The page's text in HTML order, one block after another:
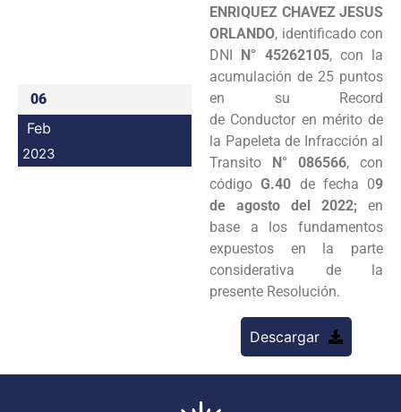
Intranet
06
Feb
2023
ENRIQUEZ CHAVEZ JESUS
ORLANDO, identificado con
DNI N° 45262105, con la
acumulación de 25 puntos
en su Record
de Conductor en mérito de
la Papeleta de Infracción al
Transito N° 086566, con
códigoG.40 de fecha 09
de agosto del 2022; en
base a los fundamentos
expuestos en la parte
considerativa de la
presente Resolución.
Descargar